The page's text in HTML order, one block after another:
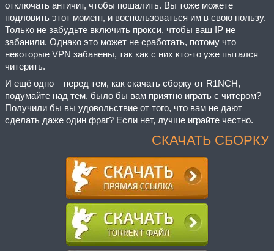
отключать античит, чтобы пошалить. Вы тоже можете
подловить этот момент, и воспользоваться им в свою пользу.
Только не забудьте включить прокси, чтобы ваш IP не
забанили. Однако это может не сработать, потому что
некоторые VPN забанены, так как с них кто-то уже пытался
читерить.
И ещё одно – перед тем, как скачать сборку от R1NCH,
подумайте над тем, было бы вам приятно играть с читером?
Получили бы вы удовольствие от того, что вам не дают
сделать даже один фраг? Если нет, лучше играйте честно.
СКАЧАТЬ СБОРКУ